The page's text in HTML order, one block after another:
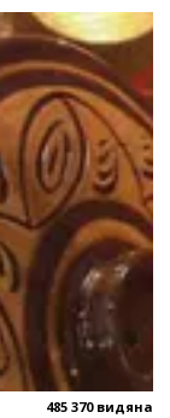
485 370 видяна